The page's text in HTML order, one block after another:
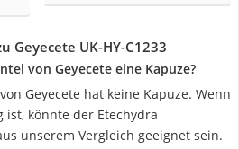
Geyecete UK-HY-C1233
von Geyecete eine Kapuze?
Geyecete hat keine Kapuze. Wenn
ist, könnte der Etechydra
unserem Vergleich geeignet sein.